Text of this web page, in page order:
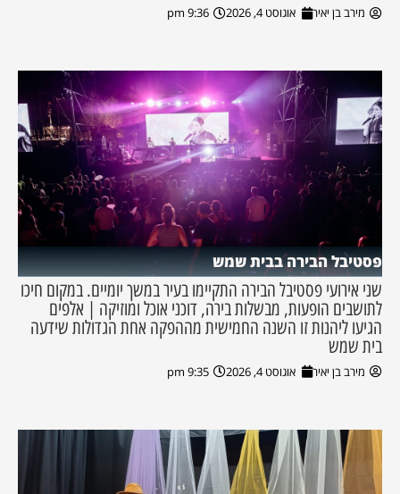
מירב בן יאיר אוגוסט 4, 2026 9:36 pm
פסטיבל הבירה בבית שמש
שני אירועי פסטיבל הבירה התקיימו בעיר במשך יומיים. במקום חיכו
לתושבים הופעות, מבשלות בירה, דוכני אוכל ומוזיקה | אלפים
הגיעו ליהנות זו השנה החמישית מההפקה אחת הגדולות שידעה
בית שמש
מירב בן יאיר אוגוסט 4, 2026 9:35 pm